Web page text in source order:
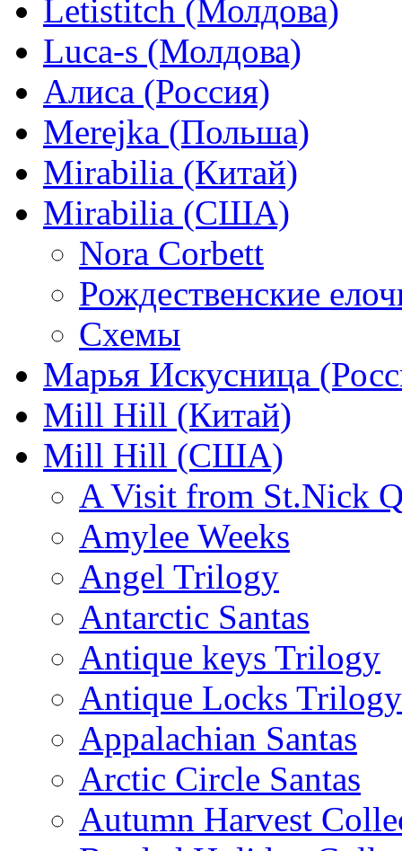
Letistitch (Молдова)
Luca-s (Молдова)
Алиса (Россия)
Merejka (Польша)
Mirabilia (Китай)
Mirabilia (США)
Nora Corbett
Рождественские
Схемы
Марья Искусница
Mill Hill (Китай)
Mill Hill (США)
A Visit from St.Nick
Amylee Weeks
Angel Trilogy
Antarctic Santas
Antique keys Trilogy
Antique Locks Trilogy
Appalachian Santas
Arctic Circle Santas
Autumn Harvest